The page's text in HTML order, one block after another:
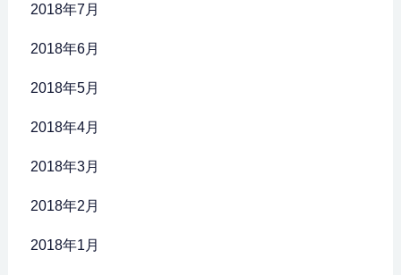
2018年7月
2018年6月
2018年5月
2018年4月
2018年3月
2018年2月
2018年1月